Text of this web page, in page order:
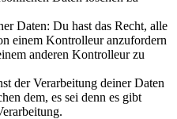
Daten: Du hast das Recht, alle
einem Kontrolleur anzufordern
anderen Kontrolleur zu
der Verarbeitung deiner Daten
dem, es sei denn es gibt